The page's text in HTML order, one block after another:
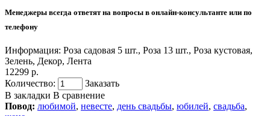
Менеджеры всегда ответят на вопросы в онлайн-консультанте или по
телефону
Информация: Роза садовая 5 шт., Роза 13 шт., Роза кустовая,
Зелень, Декор, Лента
12299 р.
Количество:
Заказать
В закладки В сравнение
Повод: любимой, невесте, день свадьбы, юбилей, свадьба,